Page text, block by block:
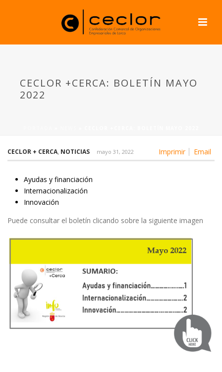
CECLOR +CERCA: BOLETÍN MAYO
2022
Imprimir Email
CECLOR + CERCA, NOTICIAS mayo 31, 2022
Ayudas y financiación
Internacionalización
Innovación
Puede consultar el boletín clicando sobre la siguiente imagen